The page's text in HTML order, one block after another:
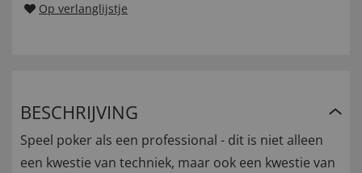
Op verlanglijstje
BESCHRIJVING
Speel poker als een professional - dit is niet alleen
een kwestie van techniek, maar ook een kwestie van